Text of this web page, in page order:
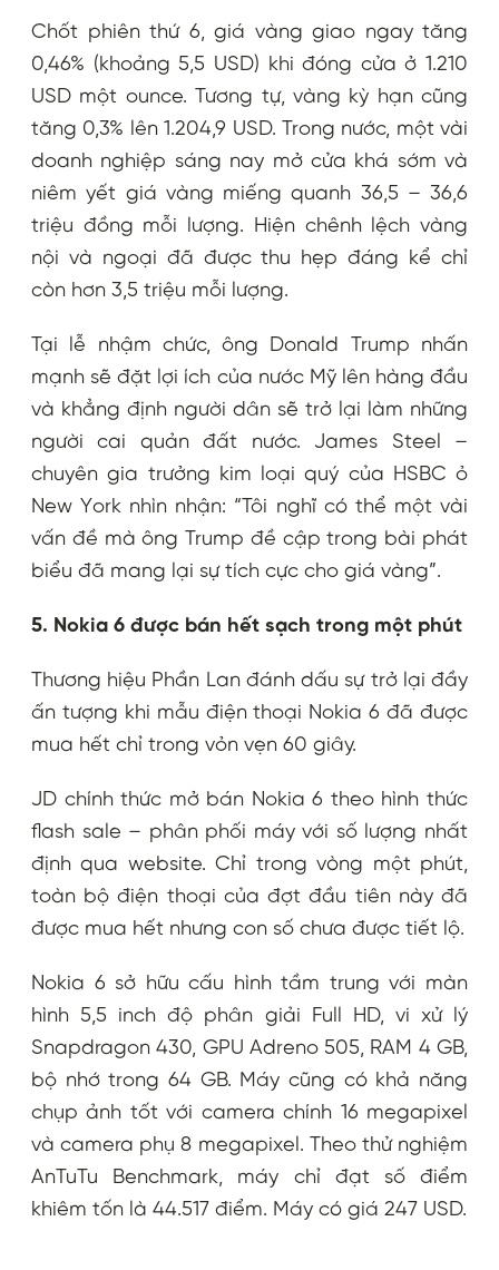
Chốt phiên thứ 6, giá vàng giao ngay tăng
0,46% (khoảng 5,5 USD) khi đóng cửa ở 1.210
USD một ounce. Tương tự, vàng kỳ hạn cũng
tăng 0,3% lên 1.204,9 USD. Trong nước, một vài
doanh nghiệp sáng nay mở cửa khá sớm và
niêm yết giá vàng miếng quanh 36,5 – 36,6
triệu đồng mỗi lượng. Hiện chênh lệch vàng
nội và ngoại đã được thu hẹp đáng kể chỉ
còn hơn 3,5 triệu mỗi lượng.
Tại lễ nhậm chức, ông Donald Trump nhấn
mạnh sẽ đặt lợi ích của nước Mỹ lên hàng đầu
và khẳng định người dân sẽ trở lại làm những
người cai quản đất nước. James Steel –
chuyên gia trưởng kim loại quý của HSBC ỏ
New York nhìn nhận: “Tôi nghĩ có thể một vài
vấn đề mà ông Trump đề cập trong bài phát
biểu đã mang lại sự tích cực cho giá vàng”.
5. Nokia 6 được bán hết sạch trong một phút
Thương hiệu Phần Lan đánh dấu sự trở lại đầy
ấn tượng khi mẫu điện thoại Nokia 6 đã được
mua hết chỉ trong vỏn vẹn 60 giây.
JD chính thức mở bán Nokia 6 theo hình thức
flash sale – phân phối máy với số lượng nhất
định qua website. Chỉ trong vòng một phút,
toàn bộ điện thoại của đợt đầu tiên này đã
được mua hết nhưng con số chưa được tiết lộ.
Nokia 6 sở hữu cấu hình tầm trung với màn
hình 5,5 inch độ phân giải Full HD, vi xử lý
Snapdragon 430, GPU Adreno 505, RAM 4 GB,
bộ nhớ trong 64 GB. Máy cũng có khả năng
chụp ảnh tốt với camera chính 16 megapixel
và camera phụ 8 megapixel. Theo thử nghiệm
AnTuTu Benchmark, máy chỉ đạt số điểm
khiêm tốn là 44.517 điểm. Máy có giá 247 USD.